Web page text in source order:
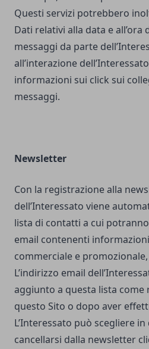
Questi servizi potrebbero
Dati relativi alla data e all’ora
messaggi da parte
all’interazione
informazioni sui click sui
messaggi.
Newsletter
Con la registrazione alla
dell’Interessato viene
lista di contatti a cui
email contenenti
commerciale e
L’indirizzo email
aggiunto a questa lista
questo Sito o dopo aver
L’Interessato può scegliere
cancellarsi dalla newsletter